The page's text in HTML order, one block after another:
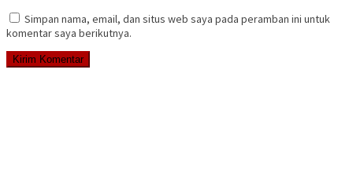
Simpan nama, email, dan situs web saya pada peramban ini untuk
komentar saya berikutnya.